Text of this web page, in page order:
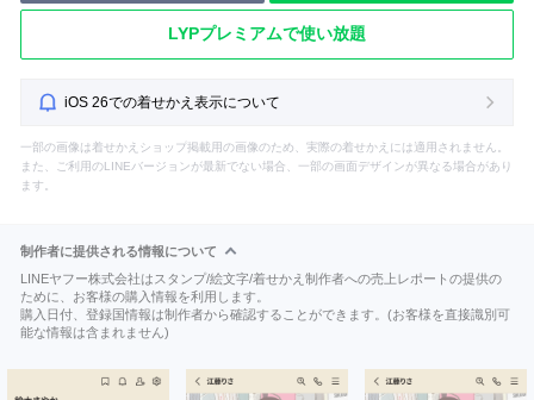
LYPプレミアムで使い放題
iOS 26での着せかえ表示について
一部の画像は着せかえショップ掲載用の画像のため、実際の着せかえには適用されません。
また、ご利用のLINEバージョンが最新でない場合、一部の画面デザインが異なる場合があり
ます。
制作者に提供される情報について
LINEヤフー株式会社はスタンプ/絵文字/着せかえ制作者への売上レポートの提供の
ために、お客様の購入情報を利用します。
購入日付、登録国情報は制作者から確認することができます。(お客様を直接識別可
能な情報は含まれません)